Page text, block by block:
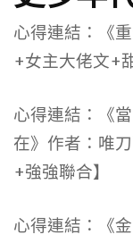
心得連結：《
+女主大佬文+
心得連結：《
在》作者：唯
+強強聯合】
心得連結：《